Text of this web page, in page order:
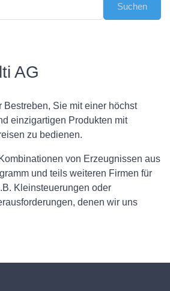
AG
Bestreben, Sie mit einer höchst
einzigartigen Produkten mit
zu bedienen.
von Erzeugnissen aus
und teils weiteren Firmen für
Kleinsteuerungen oder
denen wir uns